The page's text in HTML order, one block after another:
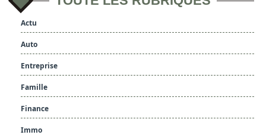
Actu
Auto
Entreprise
Famille
Finance
Immo